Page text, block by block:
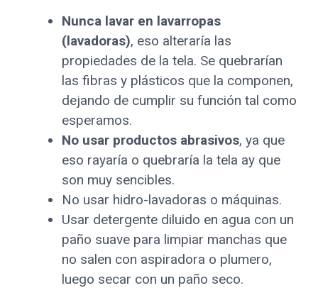
Nunca lavar en lavarropas
(lavadoras), eso alteraría las
propiedades de la tela. Se quebrarían
las fibras y plásticos que la componen,
dejando de cumplir su función tal como
esperamos.
No usar productos abrasivos, ya que
eso rayaría o quebraría la tela ay que
son muy sencibles.
No usar hidro-lavadoras o máquinas.
Usar detergente diluido en agua con un
paño suave para limpiar manchas que
no salen con aspiradora o plumero,
luego secar con un paño seco.